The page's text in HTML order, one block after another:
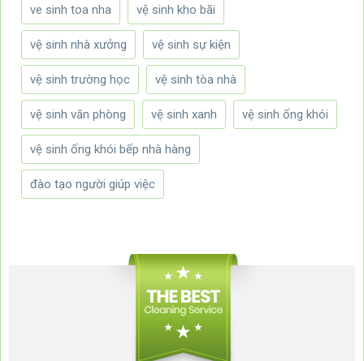
ve sinh toa nha vệ sinh kho bãi
vệ sinh nhà xưởng vệ sinh sự kiện
vệ sinh trường học vệ sinh tòa nhà
vệ sinh văn phòng vệ sinh xanh vệ sinh ống khói
vệ sinh ống khói bếp nhà hàng
đào tạo người giúp việc